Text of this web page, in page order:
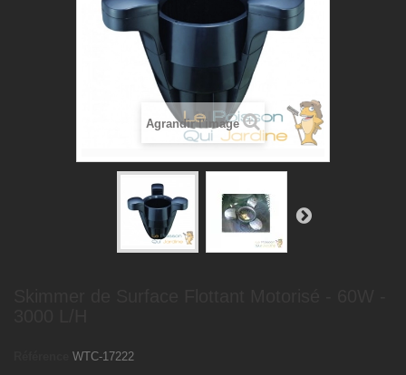
Agrandir l'image
WTC-17222